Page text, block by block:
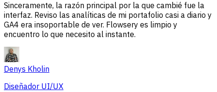
Sinceramente, la razón principal por la que cambié fue la
interfaz. Reviso las analíticas de mi portafolio casi a diario y
GA4 era insoportable de ver. Flowsery es limpio y
encuentro lo que necesito al instante.
Denys Kholin
Diseñador UI/UX